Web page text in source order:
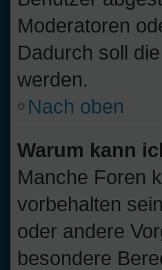
Moderatoren
Dadurch soll
werden.
Nach oben
Warum kann
Manche Foren
vorbehalten
oder andere
besondere